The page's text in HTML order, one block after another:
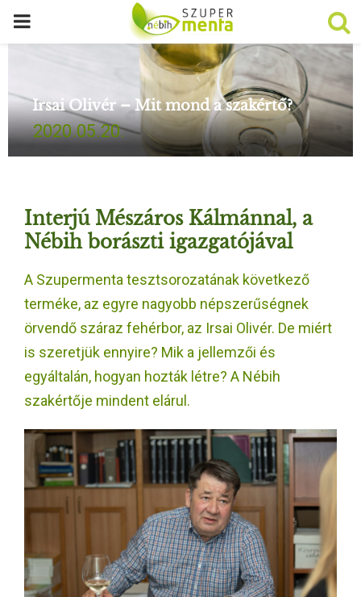
P
I
M
R
Y
M
Irsai Olivér – Mit mond a szakértő?
2020.05.20.
Interjú Mészáros Kálmánnal, a
Nébih borászti igazgatójával
A Szupermenta tesztsorozatának következő
terméke, az egyre nagyobb népszerűségnek
örvendő száraz fehérbor, az Irsai Olivér. De miért
is szeretjük ennyire? Mik a jellemzői és
egyáltalán, hogyan hozták létre? A Nébih
szakértője mindent elárul.